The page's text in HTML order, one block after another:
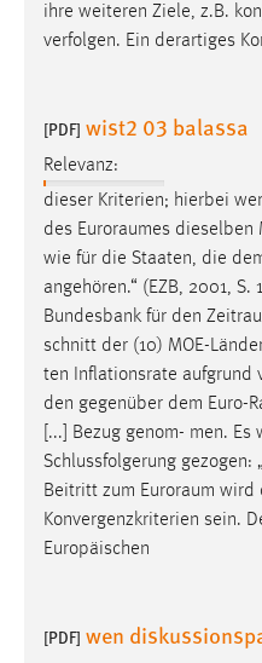
ihre weiteren Ziele, z.B.
verfolgen. Ein derartiges
[PDF] wist2 03 balassa
Relevanz:
dieser Kriterien; hierbei
des Euroraumes dieselben
wie für die Staaten, die
angehören.“ (EZB, 2001, S.
Bundesbank für den
schnitt der (10) MOE-
ten Inflationsrate aufgrund
den gegenüber dem Euro-
[...] Bezug genom- men.
Schlussfolgerung gezogen:
Beitritt zum Euroraum wird
Konvergenzkriterien sein.
Europäischen
[PDF] wen